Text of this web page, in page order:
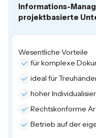
Informations-
projektbasierte
Wesentliche Vorteile
für komplexe
ideal für
hoher
Rechtskonforme
Betrieb auf der